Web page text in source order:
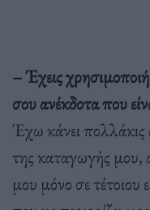
– Έχεις
σου ανέκδοτα που
Έχω κάνει πολλάκις
της καταγωγής μου,
μου μόνο σε τέτοιου